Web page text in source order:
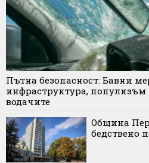
Пътна безопасност: Бавни
инфраструктура, популизъм
водачите
Община
бедствено